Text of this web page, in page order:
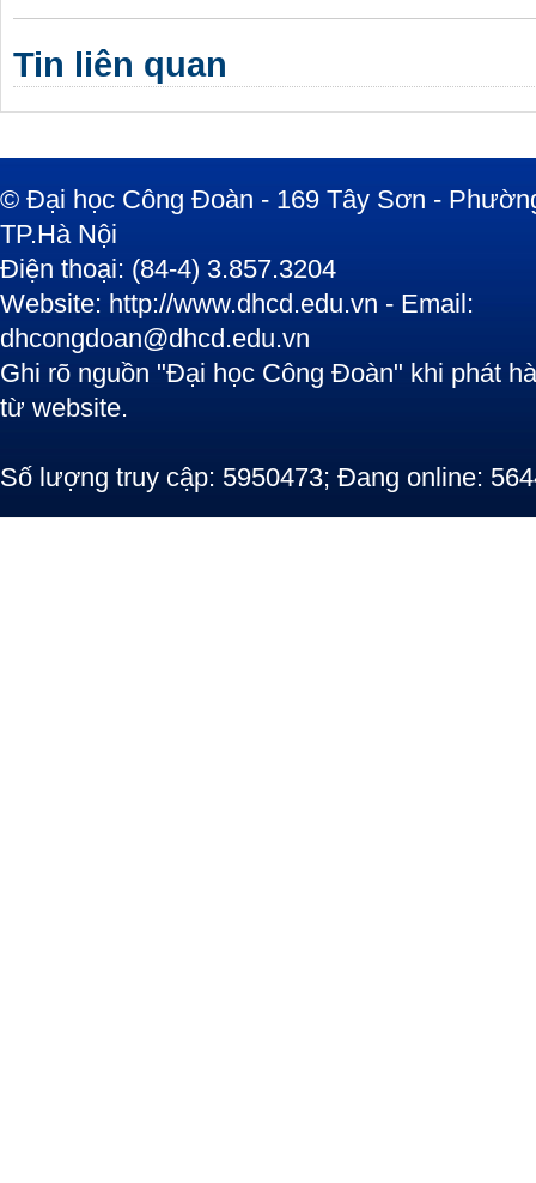
Tin liên quan
© Đại học Công Đoàn - 169 Tây Sơn -
TP.Hà Nội
Điện thoại: (84-4) 3.857.3204
Website: http://www.dhcd.edu.vn - Email:
dhcongdoan@dhcd.edu.vn
Ghi rõ nguồn "Đại học Công Đoàn" khi phát
từ website.
Số lượng truy cập: 5950473; Đang online: